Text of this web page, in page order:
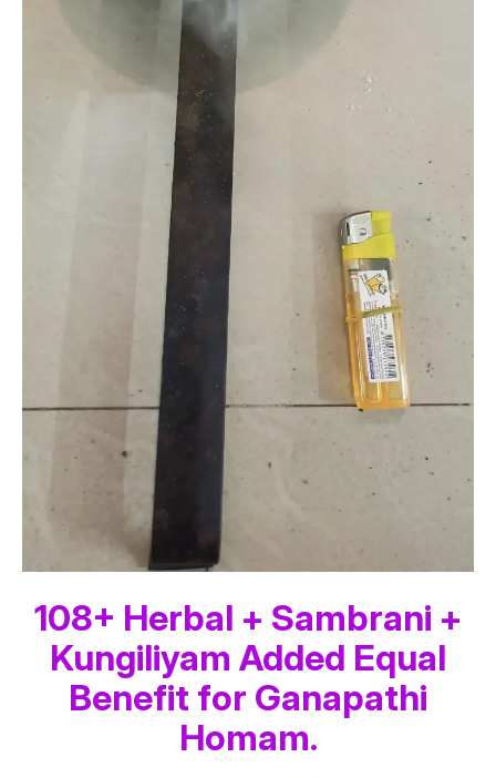
108+ Herbal + Sambrani +
Kungiliyam Added Equal
Benefit for Ganapathi
Homam.